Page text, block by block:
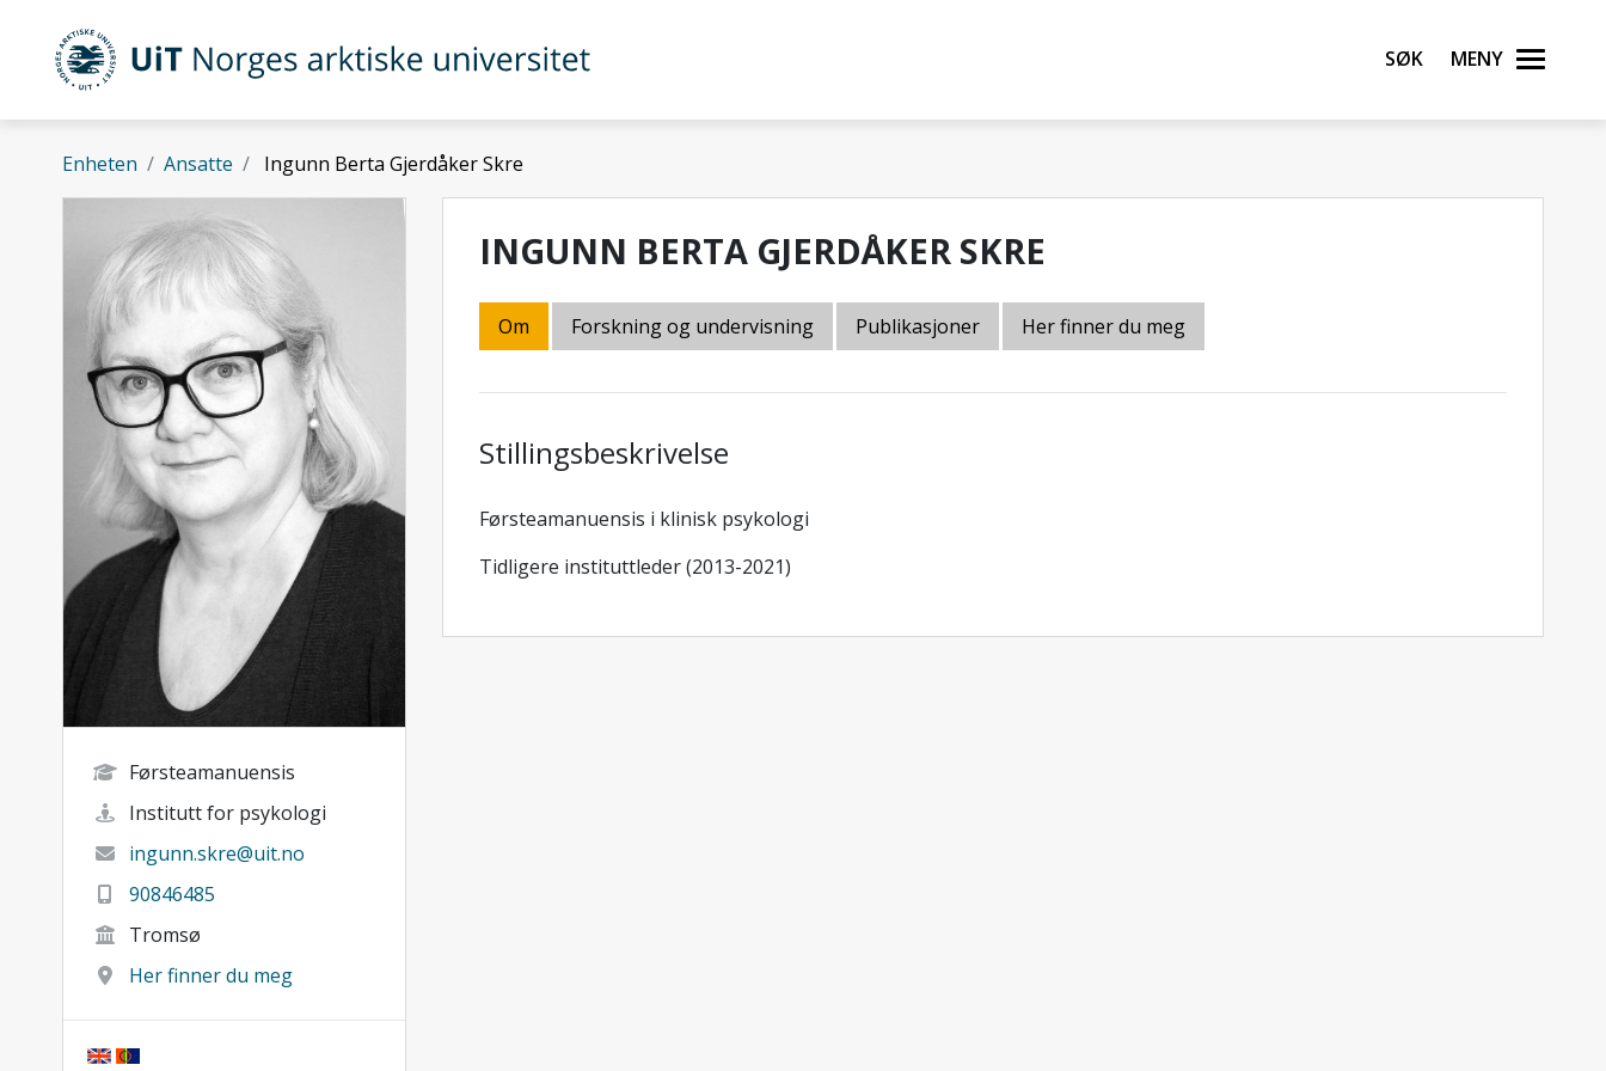
Gå til hovedinnhold
UiT Norges arktiske universitet Søk Meny
Enheten Ansatte Ingunn Berta Gjerdåker Skre
Førsteamanuensis
Institutt for psykologi
ingunn.skre@uit.no
90846485
Tromsø
Her finner du meg
INGUNN BERTA GJERDÅKER SKRE
Om Forskning og undervisning Publikasjoner Her finner du meg
Stillingsbeskrivelse
Førsteamanuensis i klinisk psykologi
Tidligere instituttleder (2013-2021)